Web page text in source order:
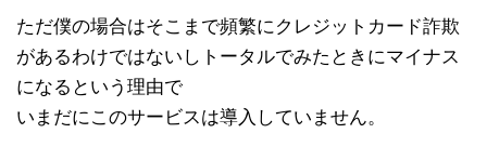
ただ僕の場合はそこまで頻繁にクレジットカード詐欺
があるわけではないしトータルでみたときにマイナス
になるという理由で
いまだにこのサービスは導入していません。